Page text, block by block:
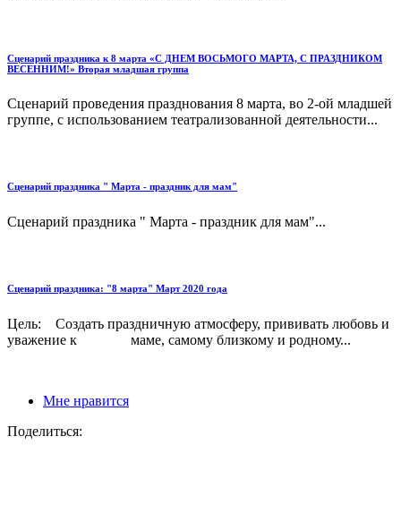
Сценарий праздника к 8 марта «С ДНЕМ ВОСЬМОГО МАРТА, С ПРАЗДНИКОМ
ВЕСЕННИМ!» Вторая младшая группа
Сценарий проведения празднования 8 марта, во 2-ой младшей
группе, с использованием театрализованной деятельности...
Сценарий праздника " Марта - праздник для мам"
Сценарий праздника " Марта - праздник для мам"...
Сценарий праздника: "8 марта" Март 2020 года
Цель: Создать праздничную атмосферу, прививать любовь и
уважение к маме, самому близкому и родному...
Мне нравится
Поделиться: